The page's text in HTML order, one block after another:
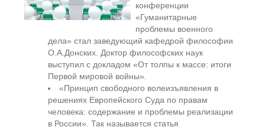
конференции
«Гуманитарные
проблемы военного
дела» стал заведующий кафедрой философии
О.А.Донских. Доктор философских наук
выступил с докладом «От толпы к массе: итоги
Первой мировой войны».
«Принцип свободного волеизъявления в
решениях Европейского Суда по правам
человека: содержание и проблемы реализации
в России». Так называется статья